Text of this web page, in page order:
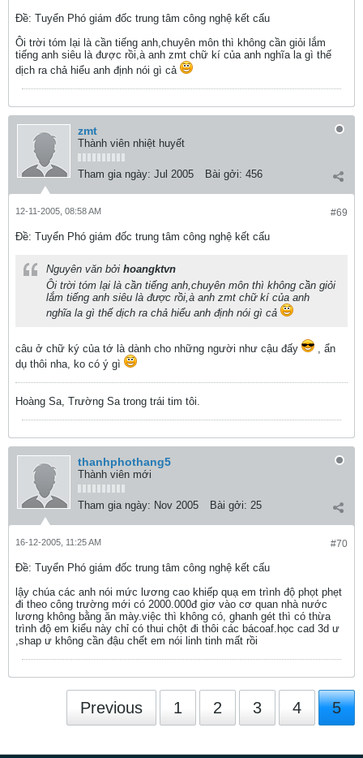
Ðề: Tuyển Phó giám đốc trung tâm công nghệ kết cấu
Ôi trời tóm lại là cần tiếng anh,chuyên môn thì không cần giỏi lắm
tiếng anh siêu là được rồi,à anh zmt chữ kí của anh nghĩa la gì thế
dịch ra chả hiểu anh định nói gì cả
zmt
Thành viên nhiệt huyết
Tham gia ngày: Jul 2005 Bài gởi: 456
#69
12-11-2005, 08:58 AM
Ðề: Tuyển Phó giám đốc trung tâm công nghệ kết cấu
Nguyên văn bởi hoangktvn
Ôi trời tóm lại là cần tiếng anh,chuyên môn thì không cần giỏi
lắm tiếng anh siêu là được rồi,à anh zmt chữ kí của anh
nghĩa la gì thế dịch ra chả hiểu anh định nói gì cả
câu ở chữ ký của tớ là dành cho những người như cậu đấy
, ẩn
dụ thôi nha, ko có ý gì
Hoàng Sa, Trường Sa trong trái tim tôi.
thanhphothang5
Thành viên mới
Tham gia ngày: Nov 2005 Bài gởi: 25
#70
16-12-2005, 11:25 AM
Ðề: Tuyển Phó giám đốc trung tâm công nghệ kết cấu
lậy chúa các anh nói mức lương cao khiếp quạ em trình độ phọt phẹt
đi theo công trường mới có 2000.000đ giơ vào cơ quan nhà nước
lương không bằng ăn mày.việc thì không có, ghanh gét thì có thừa
trình độ em kiểu này chỉ có thui chột đi thôi các bácoaf.học cad 3d ư
,shap ư không cần đậu chết em nói linh tinh mất rồi
Previous 1 2 3 4 5